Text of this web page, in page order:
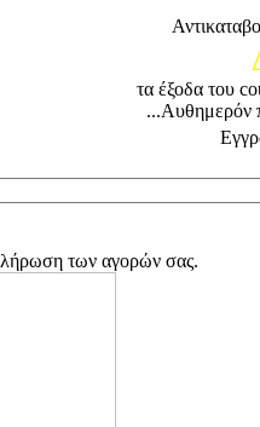
τα έξοδα του
των αγορών σας.